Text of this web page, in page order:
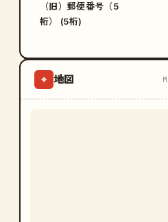
（旧）郵便番号（5
桁） (5桁)
⌖ 地図